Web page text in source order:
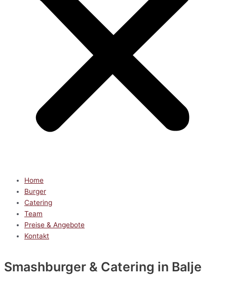
Home
Burger
Catering
Team
Preise & Angebote
Kontakt
Smashburger & Catering in Balje